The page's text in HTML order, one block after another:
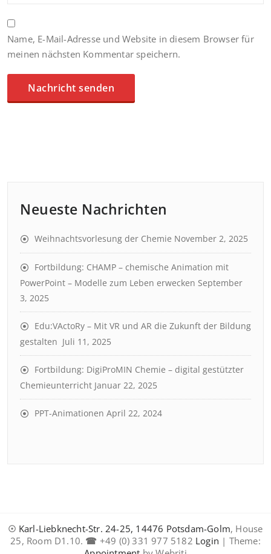
Name, E-Mail-Adresse und Website in diesem Browser für
meinen nächsten Kommentar speichern.
Neueste Nachrichten
Weihnachtsvorlesung der Chemie November 2, 2025
Fortbildung: CHAMP – chemische Animation mit
PowerPoint – Modelle zum Leben erwecken September
3, 2025
Edu:VActoRy – Mit VR und AR die Zukunft der Bildung
gestalten Juli 11, 2025
Fortbildung: DigiProMIN Chemie – digital gestützter
Chemieunterricht Januar 22, 2025
PPT-Animationen April 22, 2024
☉ Karl-Liebknecht-Str. 24-25, 14476 Potsdam-Golm, House
25, Room D1.10. ☎ +49 (0) 331 977 5182 Login | Theme: